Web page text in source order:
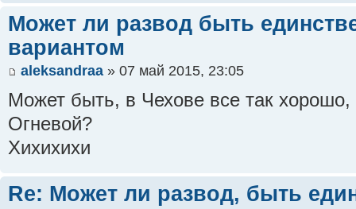
Может ли развод быть
вариантом
aleksandraa » 07 май 2015, 23:05
Может быть, в Чехове все так
Огневой?
Хихихихи
Re: Может ли развод, быть